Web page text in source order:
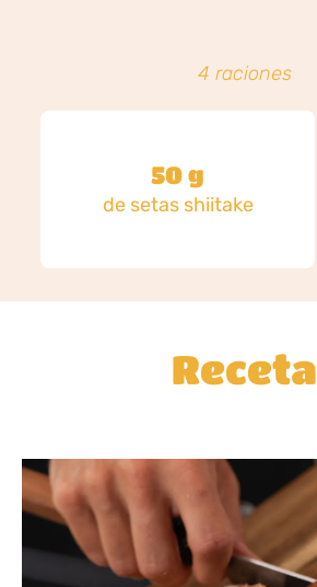
4 raciones
50 g
de setas shiitake
Receta